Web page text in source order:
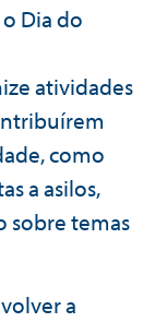
Dia do
atividades
como
a asilos,
sobre temas
a